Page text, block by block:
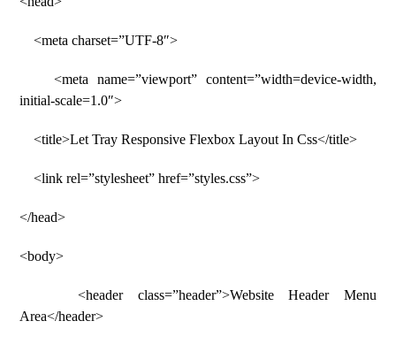
<meta charset=”UTF-8″>
<meta name=”viewport” content=”width=device-width,
initial-scale=1.0″>
<title>Let Tray Responsive Flexbox Layout In Css</title>
<link rel=”stylesheet” href=”styles.css”>
</head>
<body>
<header class=”header”>Website Header Menu
Area</header>